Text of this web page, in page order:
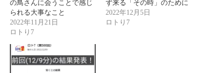
の鳥さんに会うことで感じ
られる大事なこと
2022年11月21日
ロトり7
ず来る「その時」のために
2022年12月5日
ロトり7